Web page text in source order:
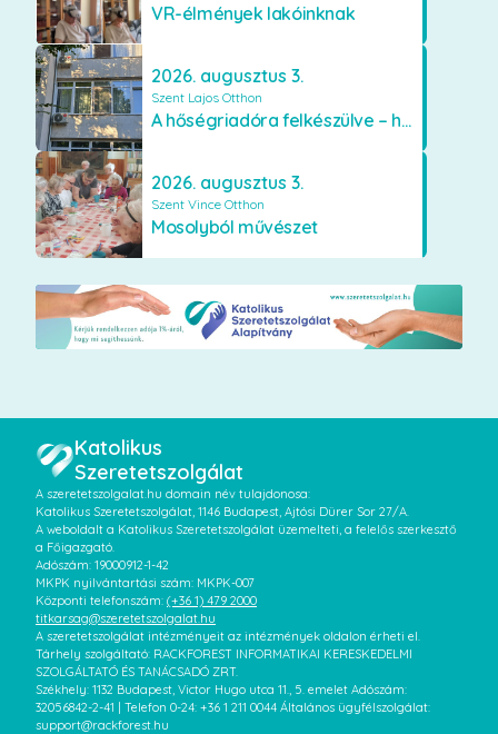
VR-élmények lakóinknak
2026. augusztus 3.
Szent Lajos Otthon
A hőségriadóra felkészülve – hűsítő fejlesztések a Szent Lajos Otthonban
2026. augusztus 3.
Szent Vince Otthon
Mosolyból művészet
Katolikus
Szeretetszolgálat
A szeretetszolgalat.hu domain név tulajdonosa:
Katolikus Szeretetszolgálat, 1146 Budapest, Ajtósi Dürer Sor 27/A.
A weboldalt a Katolikus Szeretetszolgálat üzemelteti, a felelős szerkesztő
a Főigazgató.
Adószám: 19000912-1-42
MKPK nyilvántartási szám: MKPK-007
Központi telefonszám: (+36 1) 479 2000
titkarsag@szeretetszolgalat.hu
A szeretetszolgálat intézményeit az intézmények oldalon érheti el.
Tárhely szolgáltató: RACKFOREST INFORMATIKAI KERESKEDELMI
SZOLGÁLTATÓ ÉS TANÁCSADÓ ZRT.
Székhely: 1132 Budapest, Victor Hugo utca 11., 5. emelet Adószám:
32056842-2-41 | Telefon 0-24: +36 1 211 0044 Általános ügyfélszolgálat:
support@rackforest.hu